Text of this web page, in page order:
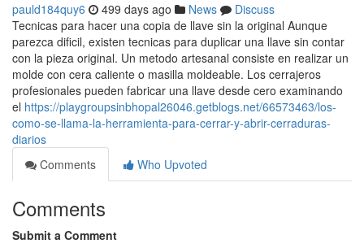
pauld184quy6 499 days ago News
Discuss
Tecnicas para hacer una copia de llave sin la original Aunque
parezca dificil, existen tecnicas para duplicar una llave sin contar
con la pieza original. Un metodo artesanal consiste en realizar un
molde con cera caliente o masilla moldeable. Los cerrajeros
profesionales pueden fabricar una llave desde cero examinando
el https://playgroupsinbhopal26046.getblogs.net/66573463/los-
como-se-llama-la-herramienta-para-cerrar-y-abrir-cerraduras-
diarios
Comments
Who Upvoted
Comments
Submit a Comment